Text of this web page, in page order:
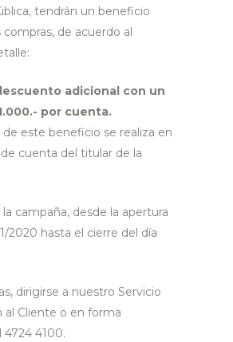
tendrán un beneficio
compras, de acuerdo al
adicional con un
por cuenta.
de este beneficio se realiza en
cuenta del titular de la
campaña, desde la apertura
2020 hasta el cierre del día
dirigirse a nuestro Servicio
al Cliente o en forma
4100.